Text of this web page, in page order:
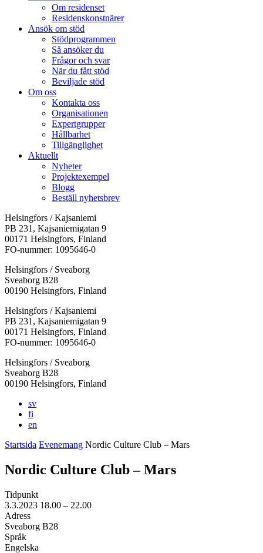
Om residenset
Residenskonstnärer
Ansök om stöd
Stödprogrammen
Så ansöker du
Frågor och svar
När du fått stöd
Beviljade stöd
Om oss
Kontakta oss
Organisationen
Expertgrupper
Hållbarhet
Tillgänglighet
Aktuellt
Nyheter
Projektexempel
Blogg
Beställ nyhetsbrev
Helsingfors / Kajsaniemi
PB 231, Kajsaniemigatan 9
00171 Helsingfors, Finland
FO-nummer: 1095646-0
Helsingfors / Sveaborg
Sveaborg B28
00190 Helsingfors, Finland
Facebook:
Öppnas
i
en
flik
Instagram:
Öppnas
i
en
flik
TikTok:
Öppnas
i
en
flik
Youtube:
Öppnas
i
en
flik
Vimeo:
Öppnas
i
en
flik
Helsingfors / Kajsaniemi
PB 231, Kajsaniemigatan 9
00171 Helsingfors, Finland
FO-nummer: 1095646-0
Helsingfors / Sveaborg
Sveaborg B28
00190 Helsingfors, Finland
sv
fi
en
Startsida Evenemang Nordic Culture Club – Mars
Nordic Culture Club – Mars
Tidpunkt
3.3.2023 18.00 – 22.00
Adress
Sveaborg B28
Språk
Engelska